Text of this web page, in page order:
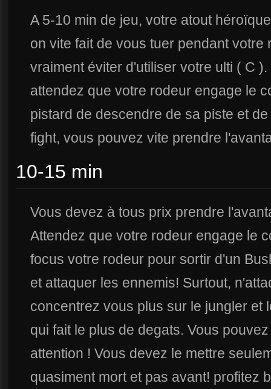
A 5-10 min de jeu, votre atout
on vite fait de vous tuer pendant votre
vraiment éviter d'utiliser votre ulti ( C
attendez que votre rodeur engage le
pistard de descendre de sa piste et
fight, vous pouvez vite prendre
10-15 min
Vous devez à tous prix prendre
Attendez que votre rodeur engage le
focus votre rodeur pour sortir d'un
et attaquer les ennemis! Surtout,
concentrez vous plus sur le jungler et
qui fait le plus de degats. Vous
attention ! Vous devez le mettre
quasiment mort et pas avant! profitez